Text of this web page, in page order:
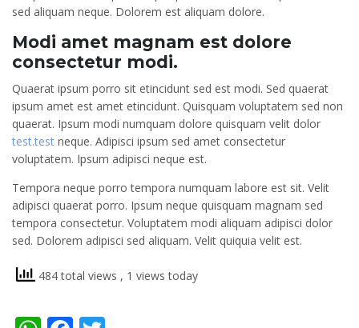
sed aliquam neque. Dolorem est aliquam dolore.
Modi amet magnam est dolore
consectetur modi.
Quaerat ipsum porro sit etincidunt sed est modi. Sed quaerat
ipsum amet est amet etincidunt. Quisquam voluptatem sed non
quaerat. Ipsum modi numquam dolore quisquam velit dolor
test.test neque. Adipisci ipsum sed amet consectetur
voluptatem. Ipsum adipisci neque est.
Tempora neque porro tempora numquam labore est sit. Velit
adipisci quaerat porro. Ipsum neque quisquam magnam sed
tempora consectetur. Voluptatem modi aliquam adipisci dolor
sed. Dolorem adipisci sed aliquam. Velit quiquia velit est.
484 total views , 1 views today